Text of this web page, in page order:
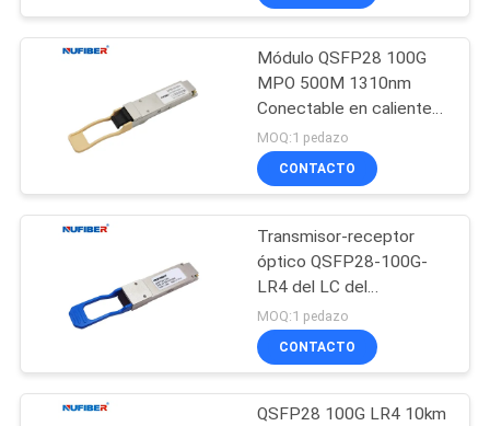
Módulo QSFP28 100G
MPO 500M 1310nm
Conectable en caliente
QSFP28-100G-SR4
MOQ:1 pedazo
CONTACTO
Transmisor-receptor
óptico QSFP28-100G-
LR4 del LC del
transmisor-receptor del
10KM 1310nm 100G
QSFP28
MOQ:1 pedazo
CONTACTO
QSFP28 100G LR4 10km